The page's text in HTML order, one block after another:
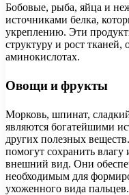
Бобовые, рыба, яйца и
источниками белка,
укреплению. Эти
структуру и рост тканей,
аминокислотах.
Овощи и фрукты
Морковь, шпинат,
являются богатейшими
других полезных
помогут сохранить
внешний вид. Они
необходимым для
ухоженного вида пальцев.